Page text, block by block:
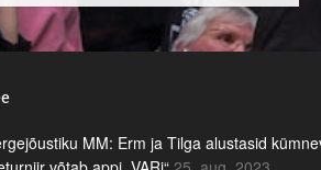
MM: Erm ja Tilga alustasid